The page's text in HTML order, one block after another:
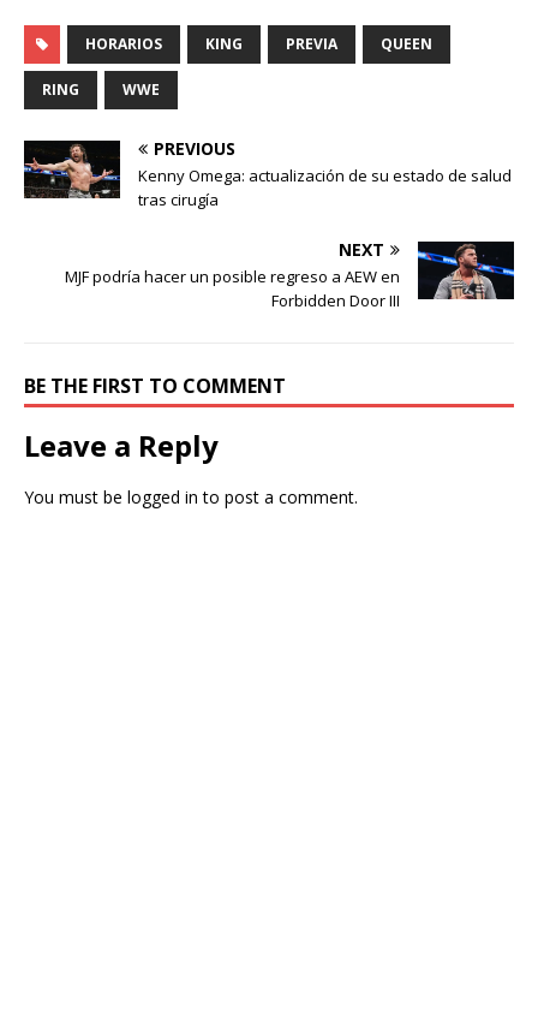
HORARIOS KING PREVIA QUEEN
RING WWE
PREVIOUS
Kenny Omega: actualización de su estado de salud
tras cirugía
NEXT
MJF podría hacer un posible regreso a AEW en
Forbidden Door III
BE THE FIRST TO COMMENT
Leave a Reply
You must be logged in to post a comment.